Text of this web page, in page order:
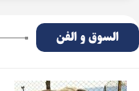
السوق و الفن